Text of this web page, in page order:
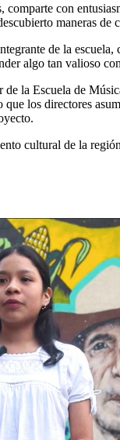
comparte con
maneras
de la
algo tan valioso
la Escuela de
los directores
cultural de la